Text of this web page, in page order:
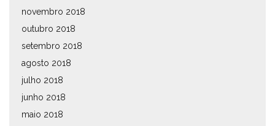
novembro 2018
outubro 2018
setembro 2018
agosto 2018
julho 2018
junho 2018
maio 2018